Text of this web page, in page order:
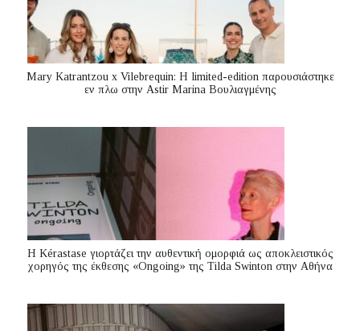
Mary Katrantzou x Vilebrequin: Η limited-edition παρουσιάστηκε
εν πλω στην Astir Marina Βουλιαγμένης
Η Kérastase γιορτάζει την αυθεντική ομορφιά ως αποκλειστικός
χορηγός της έκθεσης «Ongoing» της Tilda Swinton στην Αθήνα